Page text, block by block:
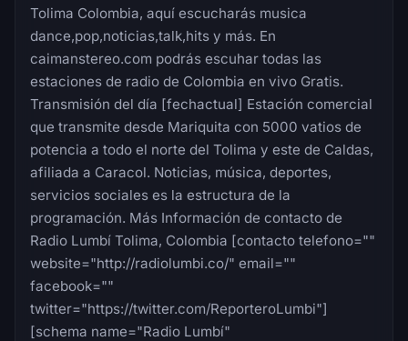
Tolima Colombia, aquí escucharás musica
dance,pop,noticias,talk,hits y más. En
caimanstereo.com podrás escuhar todas las
estaciones de radio de Colombia en vivo Gratis.
Transmisión del día [fechactual] Estación comercial
que transmite desde Mariquita con 5000 vatios de
potencia a todo el norte del Tolima y este de Caldas,
afiliada a Caracol. Noticias, música, deportes,
servicios sociales es la estructura de la
programación. Más Información de contacto de
Radio Lumbí Tolima, Colombia [contacto telefono=""
website="http://radiolumbi.co/" email=""
facebook=""
twitter="https://twitter.com/ReporteroLumbi"]
[schema name="Radio Lumbí"